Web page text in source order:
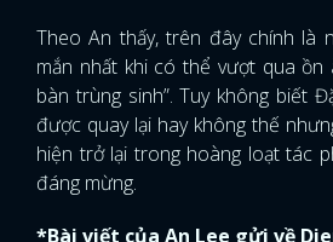
Theo An thấy, trên đây chính là
mắn nhất khi có thể vượt qua ồn
bàn trùng sinh”. Tuy không biết
được quay lại hay không thế
hiện trở lại trong hoàng loạt tác
đáng mừng.
*Bài viết của An Lee gửi về